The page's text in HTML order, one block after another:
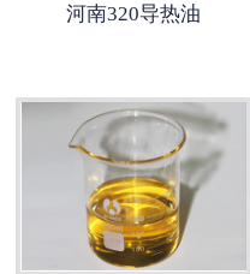
河南320导热油